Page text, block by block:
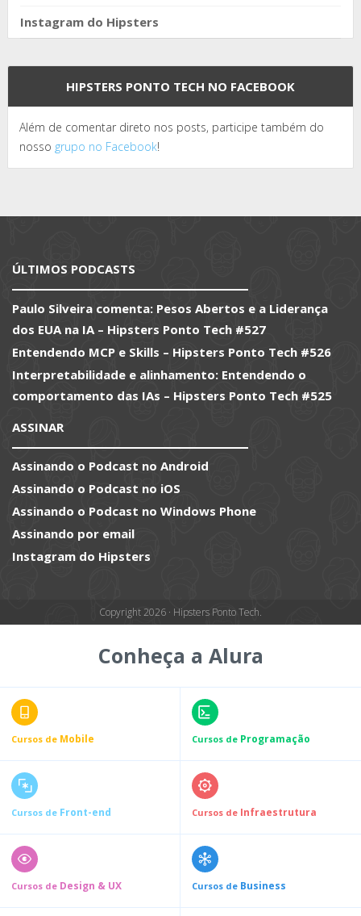
Instagram do Hipsters
HIPSTERS PONTO TECH NO FACEBOOK
Além de comentar direto nos posts, participe também do
nosso grupo no Facebook!
ÚLTIMOS PODCASTS
Paulo Silveira comenta: Pesos Abertos e a Liderança
dos EUA na IA – Hipsters Ponto Tech #527
Entendendo MCP e Skills – Hipsters Ponto Tech #526
Interpretabilidade e alinhamento: Entendendo o
comportamento das IAs – Hipsters Ponto Tech #525
ASSINAR
Assinando o Podcast no Android
Assinando o Podcast no iOS
Assinando o Podcast no Windows Phone
Assinando por email
Instagram do Hipsters
Copyright 2026 · Hipsters Ponto Tech.
Conheça a Alura
Cursos de Mobile Cursos de Programação
Cursos de Front-end Cursos de Infraestrutura
Cursos de Design & UX Cursos de Business